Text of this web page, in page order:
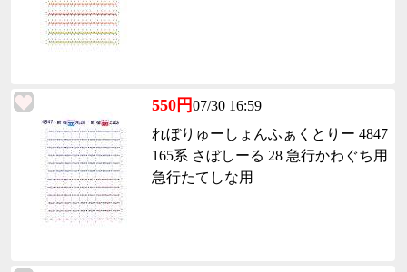
550円07/30 16:59
れぼりゅーしょんふぁくとりー 4847
165系 さぼしーる 28 急行かわぐち用
急行たてしな用